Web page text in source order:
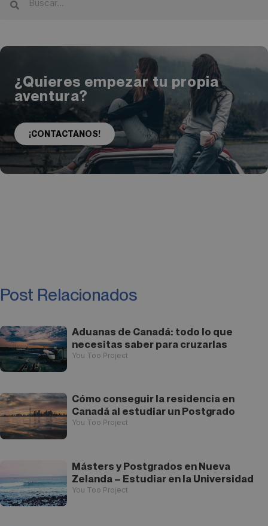
¿Quieres empezar tu propia
aventura?
¡CONTACTANOS!
Post Relacionados
Aduanas de Canadá: todo lo que
necesitas saber para cruzarlas
You Too Project
Cómo conseguir la residencia en
Canadá al estudiar un Postgrado
You Too Project
Másters y Postgrados en Nueva
Zelanda – Estudiar en la Universidad
You Too Project